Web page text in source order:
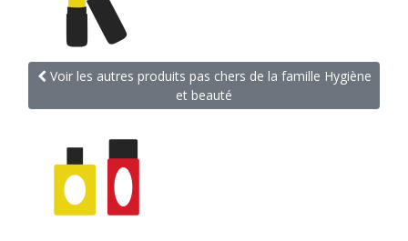
Voir les autres produits pas chers de la famille Hygiène
et beauté